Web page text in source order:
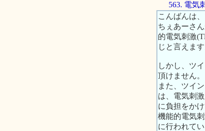
563. 電気
こんばんは
ちぇあーさ
的電気刺激
じと言えます
しかし、ツ
頂けません。
また、ツイ
は、電気刺
に負担をか
機能的電気
に行われて